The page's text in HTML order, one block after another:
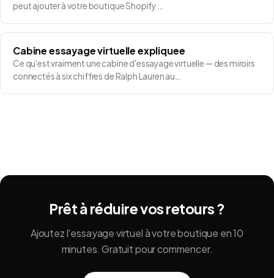
peut ajouter à votre boutique Shopify …
Cabine essayage virtuelle expliquee
Ce qu'est vraiment une cabine d'essayage virtuelle — des miroirs
connectés à six chiffres de Ralph Lauren au…
Prêt à réduire vos retours ?
Ajoutez l'essayage virtuel à votre boutique en 10
minutes. Gratuit pour commencer.